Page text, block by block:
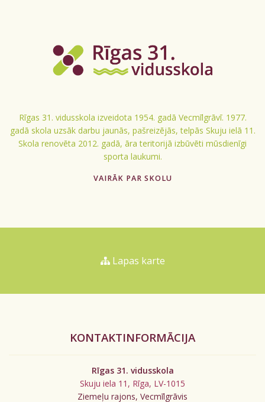
Rīgas 31. vidusskola izveidota 1954. gadā Vecmīlgrāvī. 1977.
gadā skola uzsāk darbu jaunās, pašreizējās, telpās Skuju ielā 11.
Skola renovēta 2012. gadā, āra teritorijā izbūvēti mūsdienīgi
sporta laukumi.
VAIRĀK PAR SKOLU
Lapas karte
KONTAKTINFORMĀCIJA
Rīgas 31. vidusskola
Skuju iela 11, Rīga, LV-1015
Ziemeļu rajons, Vecmīlgrāvis